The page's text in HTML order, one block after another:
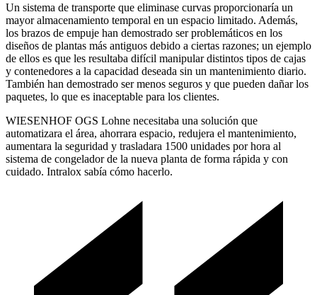
Un sistema de transporte que eliminase curvas proporcionaría un
mayor almacenamiento temporal en un espacio limitado. Además,
los brazos de empuje han demostrado ser problemáticos en los
diseños de plantas más antiguos debido a ciertas razones; un ejemplo
de ellos es que les resultaba difícil manipular distintos tipos de cajas
y contenedores a la capacidad deseada sin un mantenimiento diario.
También han demostrado ser menos seguros y que pueden dañar los
paquetes, lo que es inaceptable para los clientes.
WIESENHOF OGS Lohne necesitaba una solución que
automatizara el área, ahorrara espacio, redujera el mantenimiento,
aumentara la seguridad y trasladara 1500 unidades por hora al
sistema de congelador de la nueva planta de forma rápida y con
cuidado. Intralox sabía cómo hacerlo.